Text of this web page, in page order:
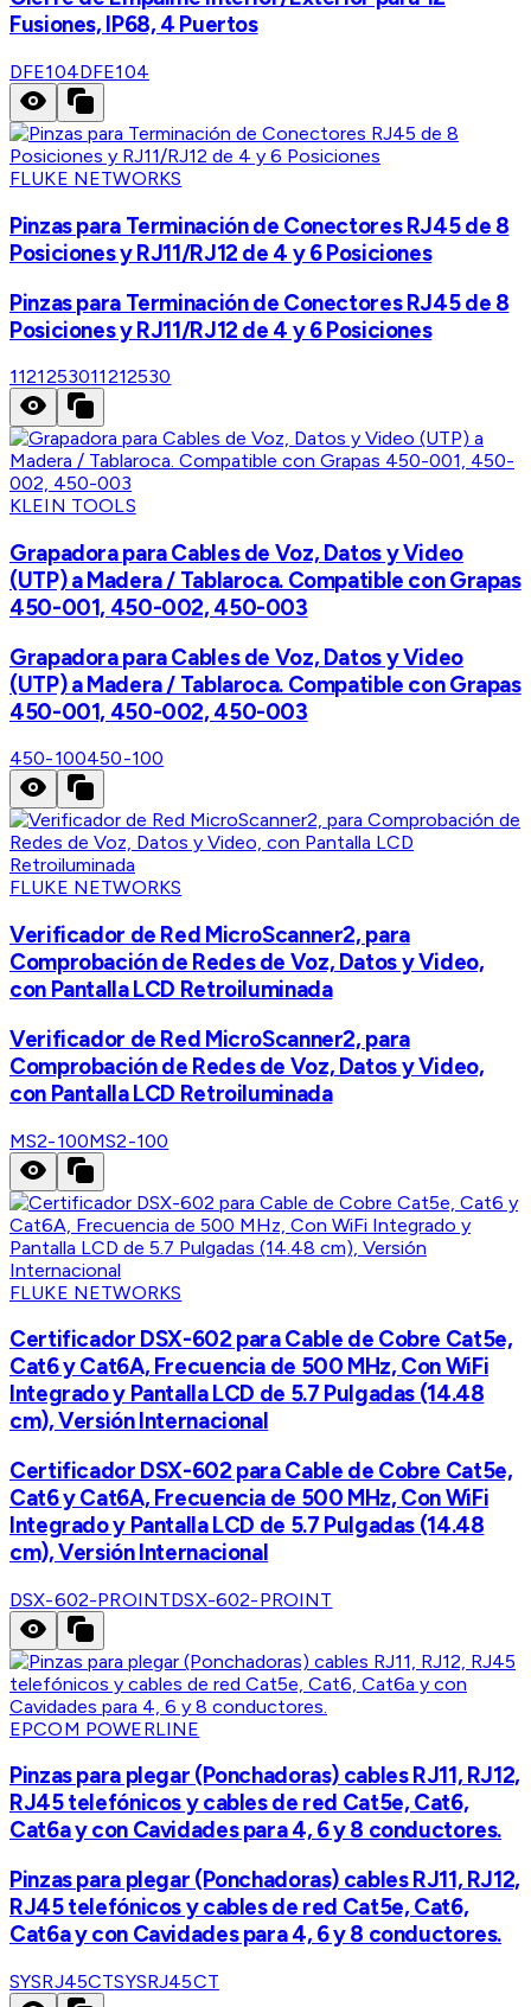
Fusiones, IP68, 4 Puertos
DFE104DFE104
FLUKE NETWORKS
Pinzas para Terminación de Conectores RJ45 de 8
Posiciones y RJ11/RJ12 de 4 y 6 Posiciones
Pinzas para Terminación de Conectores RJ45 de 8
Posiciones y RJ11/RJ12 de 4 y 6 Posiciones
1121253011212530
KLEIN TOOLS
Grapadora para Cables de Voz, Datos y Video
(UTP) a Madera / Tablaroca. Compatible con Grapas
450-001, 450-002, 450-003
Grapadora para Cables de Voz, Datos y Video
(UTP) a Madera / Tablaroca. Compatible con Grapas
450-001, 450-002, 450-003
450-100450-100
FLUKE NETWORKS
Verificador de Red MicroScanner2, para
Comprobación de Redes de Voz, Datos y Video,
con Pantalla LCD Retroiluminada
Verificador de Red MicroScanner2, para
Comprobación de Redes de Voz, Datos y Video,
con Pantalla LCD Retroiluminada
MS2-100MS2-100
FLUKE NETWORKS
Certificador DSX-602 para Cable de Cobre Cat5e,
Cat6 y Cat6A, Frecuencia de 500 MHz, Con WiFi
Integrado y Pantalla LCD de 5.7 Pulgadas (14.48
cm), Versión Internacional
Certificador DSX-602 para Cable de Cobre Cat5e,
Cat6 y Cat6A, Frecuencia de 500 MHz, Con WiFi
Integrado y Pantalla LCD de 5.7 Pulgadas (14.48
cm), Versión Internacional
DSX-602-PROINTDSX-602-PROINT
EPCOM POWERLINE
Pinzas para plegar (Ponchadoras) cables RJ11, RJ12,
RJ45 telefónicos y cables de red Cat5e, Cat6,
Cat6a y con Cavidades para 4, 6 y 8 conductores.
Pinzas para plegar (Ponchadoras) cables RJ11, RJ12,
RJ45 telefónicos y cables de red Cat5e, Cat6,
Cat6a y con Cavidades para 4, 6 y 8 conductores.
SYSRJ45CTSYSRJ45CT